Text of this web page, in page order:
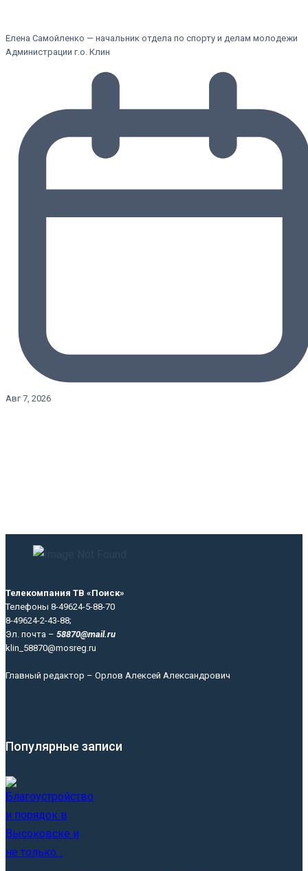
Елена Самойленко — начальник отдела по спорту и делам молодежи
Администрации г.о. Клин
Авг 7, 2026
Телекомпания ТВ «Поиск»
Телефоны 8-49624-5-88-70
8-49624-2-43-88;
Эл. почта – 58870@mail.ru
klin_58870@mosreg.ru
Главный редактор – Орлов Алексей Александрович
Популярные записи